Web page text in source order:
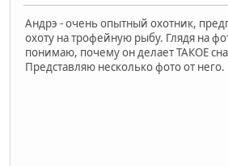
Андрэ - очень опытный охотник,
охоту на трофейную рыбу. Глядя на
понимаю, почему он делает ТАКОЕ
Представляю несколько фото от него.